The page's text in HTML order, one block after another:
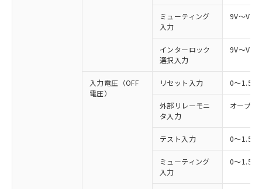
ミューティング
入力
9V～Vs
インターロック
選択入力
9V～Vs
入力電圧（OFF
電圧）
リセット入力 0～1.5V
外部リレーモニ
タ入力
オープン
テスト入力 0～1.5V
ミューティング
入力
0～1.5V